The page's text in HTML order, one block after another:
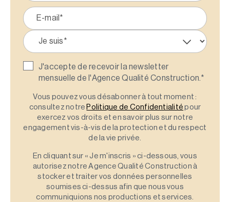
J'accepte de recevoir la newsletter
mensuelle de l'Agence Qualité Construction.*
Vous pouvez vous désabonner à tout moment :
consultez notre Politique de Confidentialité pour
exercez vos droits et en savoir plus sur notre
engagement vis-à-vis de la protection et du respect
de la vie privée.
En cliquant sur « Je m'inscris » ci-dessous, vous
autorisez notre Agence Qualité Construction à
stocker et traiter vos données personnelles
soumises ci-dessus afin que nous vous
communiquions nos productions et services.